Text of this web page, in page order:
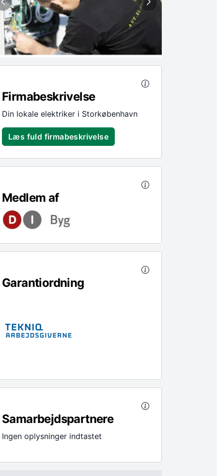
Firmabeskrivelse
Din lokale elektriker i Storkøbenhavn
Læs fuld firmabeskrivelse
Medlem af
Garantiordning
Samarbejdspartnere
Ingen oplysninger indtastet